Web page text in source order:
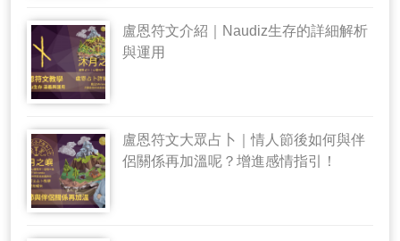
盧恩符文介紹｜Naudiz生存的詳細解析
與運用
盧恩符文大眾占卜｜情人節後如何與伴
侶關係再加溫呢？增進感情指引！